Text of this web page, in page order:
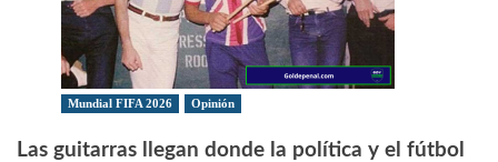
Mundial FIFA 2026 Opinión
Las guitarras llegan donde la política y el fútbol